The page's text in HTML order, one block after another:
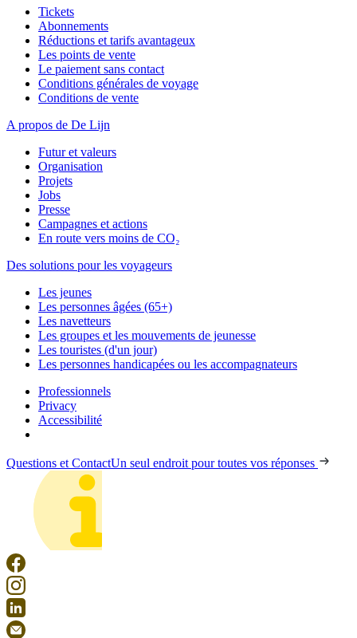
Tickets
Abonnements
Réductions et tarifs avantageux
Les points de vente
Le paiement sans contact
Conditions générales de voyage
Conditions de vente
A propos de De Lijn
Futur et valeurs
Organisation
Projets
Jobs
Presse
Campagnes et actions
En route vers moins de CO₂
Des solutions pour les voyageurs
Les jeunes
Les personnes âgées (65+)
Les navetteurs
Les groupes et les mouvements de jeunesse
Les touristes (d'un jour)
Les personnes handicapées ou les accompagnateurs
Professionnels
Privacy
Accessibilité
Questions et ContactUn seul endroit pour toutes vos réponses